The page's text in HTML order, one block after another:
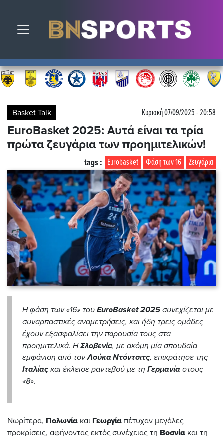
Toggle navigation
Basket Talk Κυριακή 07/09/2025 - 20:58
EuroBasket 2025: Αυτά είναι τα τρία
πρώτα ζευγάρια των προημιτελικών!
Ζευγάρια
Φάση των 16
Eurobasket
tags :
Η φάση των «16» του EuroBasket 2025 συνεχίζεται με
συναρπαστικές αναμετρήσεις, και ήδη τρεις ομάδες
έχουν εξασφαλίσει την παρουσία τους στα
προημιτελικά. ΗΣλοβενία, με ακόμη μία σπουδαία
εμφάνιση από τονΛούκα Ντόντσιτς, επικράτησε της
Ιταλίας και έκλεισε ραντεβού με τη Γερμανία στους
«8».
Νωρίτερα, Πολωνία και Γεωργία πέτυχαν μεγάλες
προκρίσεις, αφήνοντας εκτός συνέχειας τη Βοσνία και τη